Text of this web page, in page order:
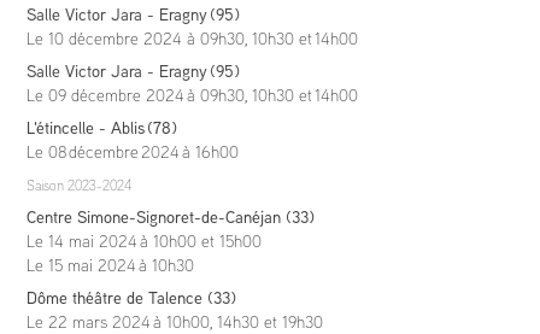
Salle Victor Jara - Eragny (95)
Le 10 décembre 2024 à 09h30, 10h30 et 14h00
Salle Victor Jara - Eragny (95)
Le 09 décembre 2024 à 09h30, 10h30 et 14h00
L'étincelle - Ablis (78)
Le 08 décembre 2024à 16h00
Saison 2023-2024
Centre Simone-Signoret-de-Canéjan (33)
Le 14 mai 2024à 10h00 et 15h00
Le 15 mai 2024à 10h30
Dôme théâtre de Talence (33)
Le 22 mars 2024à 10h00, 14h30 et 19h30